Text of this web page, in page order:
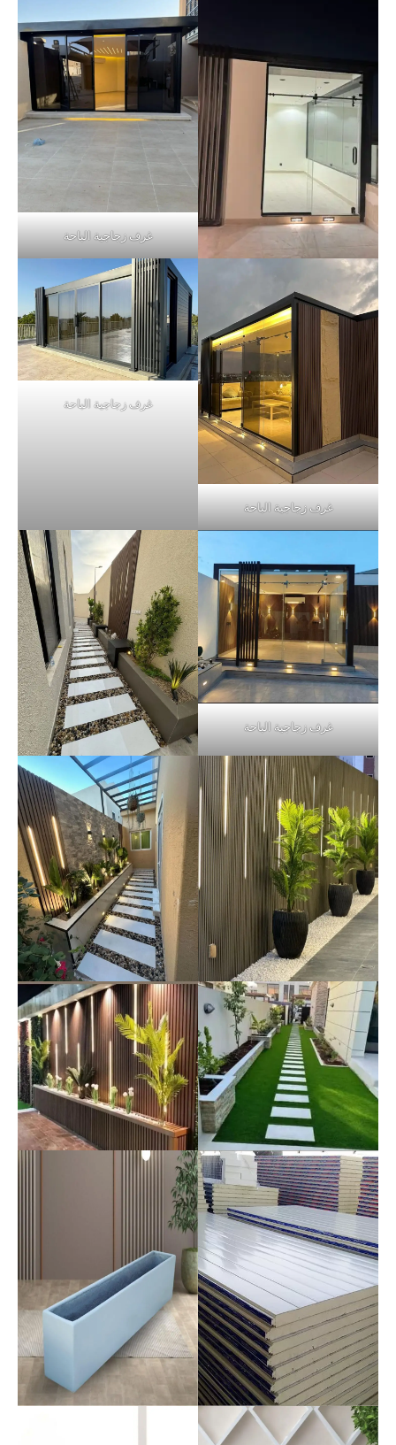
غرف زجاجية الباحة
غرف زجاجية الباحة
غرف زجاجية الباحة
غرف زجاجية الباحة